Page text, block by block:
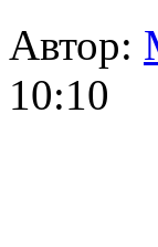
Автор:
10:10